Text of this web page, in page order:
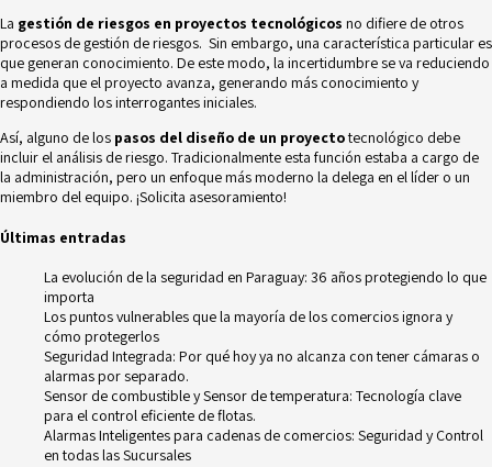
La gestión de riesgos en proyectos tecnológicos no difiere de otros
procesos de gestión de riesgos. Sin embargo, una característica particular es
que generan conocimiento. De este modo, la incertidumbre se va reduciendo
a medida que el proyecto avanza, generando más conocimiento y
respondiendo los interrogantes iniciales.
Así, alguno de los pasos del diseño de un proyectotecnológico debe
incluir el análisis de riesgo. Tradicionalmente esta función estaba a cargo de
la administración, pero un enfoque más moderno la delega en el líder o un
miembro del equipo. ¡Solicita asesoramiento!
Últimas entradas
La evolución de la seguridad en Paraguay: 36 años protegiendo lo que
importa
Los puntos vulnerables que la mayoría de los comercios ignora y
cómo protegerlos
Seguridad Integrada: Por qué hoy ya no alcanza con tener cámaras o
alarmas por separado.
Sensor de combustible y Sensor de temperatura: Tecnología clave
para el control eficiente de flotas.
Alarmas Inteligentes para cadenas de comercios: Seguridad y Control
en todas las Sucursales